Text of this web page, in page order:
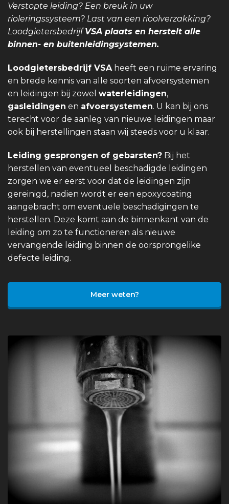
Verstopte leiding? Een breuk in uw
rioleringssysteem? Last van een rioolverzakking?
LoodgietersbedrijfVSA plaats en herstelt alle
binnen- en buitenleidingsystemen.
Loodgietersbedrijf VSA heeft een ruime ervaring
en brede kennis van alle soorten afvoersystemen
en leidingen bij zowel waterleidingen,
gasleidingen en afvoersystemen. U kan bij ons
terecht voor de aanleg van nieuwe leidingen maar
ook bij herstellingen staan wij steeds voor u klaar.
Leiding gesprongen of gebarsten? Bij het
herstellen van eventueel beschadigde leidingen
zorgen we er eerst voor dat de leidingen zijn
gereinigd, nadien wordt er een epoxycoating
aangebracht om eventuele beschadigingen te
herstellen. Deze komt aan de binnenkant van de
leiding om zo te functioneren als nieuwe
vervangende leiding binnen de oorsprongelike
defecte leiding.
Meer weten?